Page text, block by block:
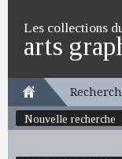
Les collections
arts
Nouvelle recherche